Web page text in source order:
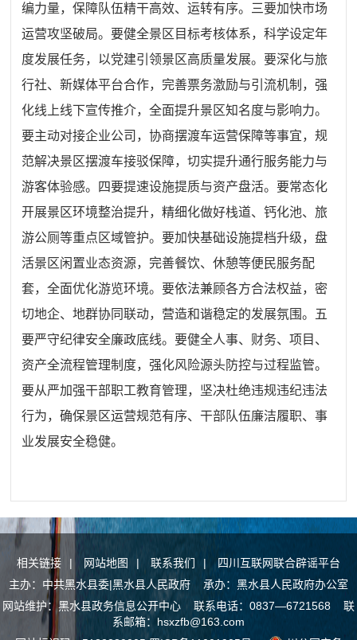
编力量，保障队伍精干高效、运转有序。三要加快市场
运营攻坚破局。要健全景区目标考核体系，科学设定年
度发展任务，以党建引领景区高质量发展。要深化与旅
行社、新媒体平台合作，完善票务激励与引流机制，强
化线上线下宣传推介，全面提升景区知名度与影响力。
要主动对接企业公司，协商摆渡车运营保障等事宜，规
范解决景区摆渡车接驳保障，切实提升通行服务能力与
游客体验感。四要提速设施提质与资产盘活。要常态化
开展景区环境整治提升，精细化做好栈道、钙化池、旅
游公厕等重点区域管护。要加快基础设施提档升级，盘
活景区闲置业态资源，完善餐饮、休憩等便民服务配
套，全面优化游览环境。要依法兼顾各方合法权益，密
切地企、地群协同联动，营造和谐稳定的发展氛围。五
要严守纪律安全廉政底线。要健全人事、财务、项目、
资产全流程管理制度，强化风险源头防控与过程监管。
要从严加强干部职工教育管理，坚决杜绝违规违纪违法
行为，确保景区运营规范有序、干部队伍廉洁履职、事
业发展安全稳健。
相关链接 | 网站地图 | 联系我们 |
四川互联网联合辟谣平台
主办：中共黑水县委|黑水县人民政府 承办：黑水县人民政府办公室
网站维护：黑水县政务信息公开中心 联系电话：0837—6721568 联
系邮箱：hsxzfb@163.com